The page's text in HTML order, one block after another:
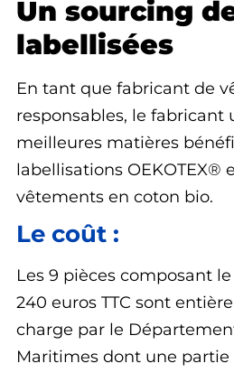
Un sourcing
labellisées
En tant que fabricant de
responsables, le fabricant
meilleures matières
labellisations OEKOTEX®
vêtements en coton bio.
Le coût :
Les 9 pièces composant
240 euros TTC sont
charge par le
Maritimes dont une